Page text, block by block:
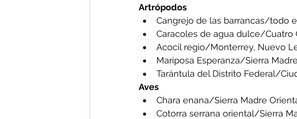
Artrópodos
Cangrejo de las barrancas/todo
Caracoles de agua dulce/Cuatro
Acocil regio/Monterrey, Nuevo
Mariposa Esperanza/Sierra
Tarántula del Distrito Federal/
Aves
Chara enana/Sierra Madre
Cotorra serrana oriental/Sierra